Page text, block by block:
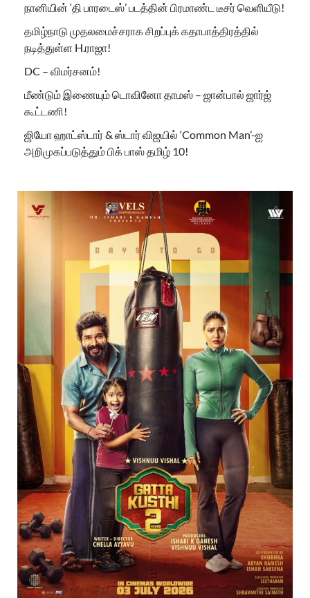
நானியின் ‘தி பாரடைஸ்’ படத்தின் பிரமாண்ட டீசர் வெளியீடு!
தமிழ்நாடு முதலமைச்சராக சிறப்புக் கதாபாத்திரத்தில்
நடித்துள்ள H.ராஜா!
DC – விமர்சனம்!
மீண்டும் இணையும் டொவினோ தாமஸ் – ஜான்பால் ஜார்ஜ்
கூட்டணி!
ஜியோ ஹாட்ஸ்டார் & ஸ்டார் விஜயில் ‘Common Man’-ஐ
அறிமுகப்படுத்தும் பிக் பாஸ் தமிழ் 10!